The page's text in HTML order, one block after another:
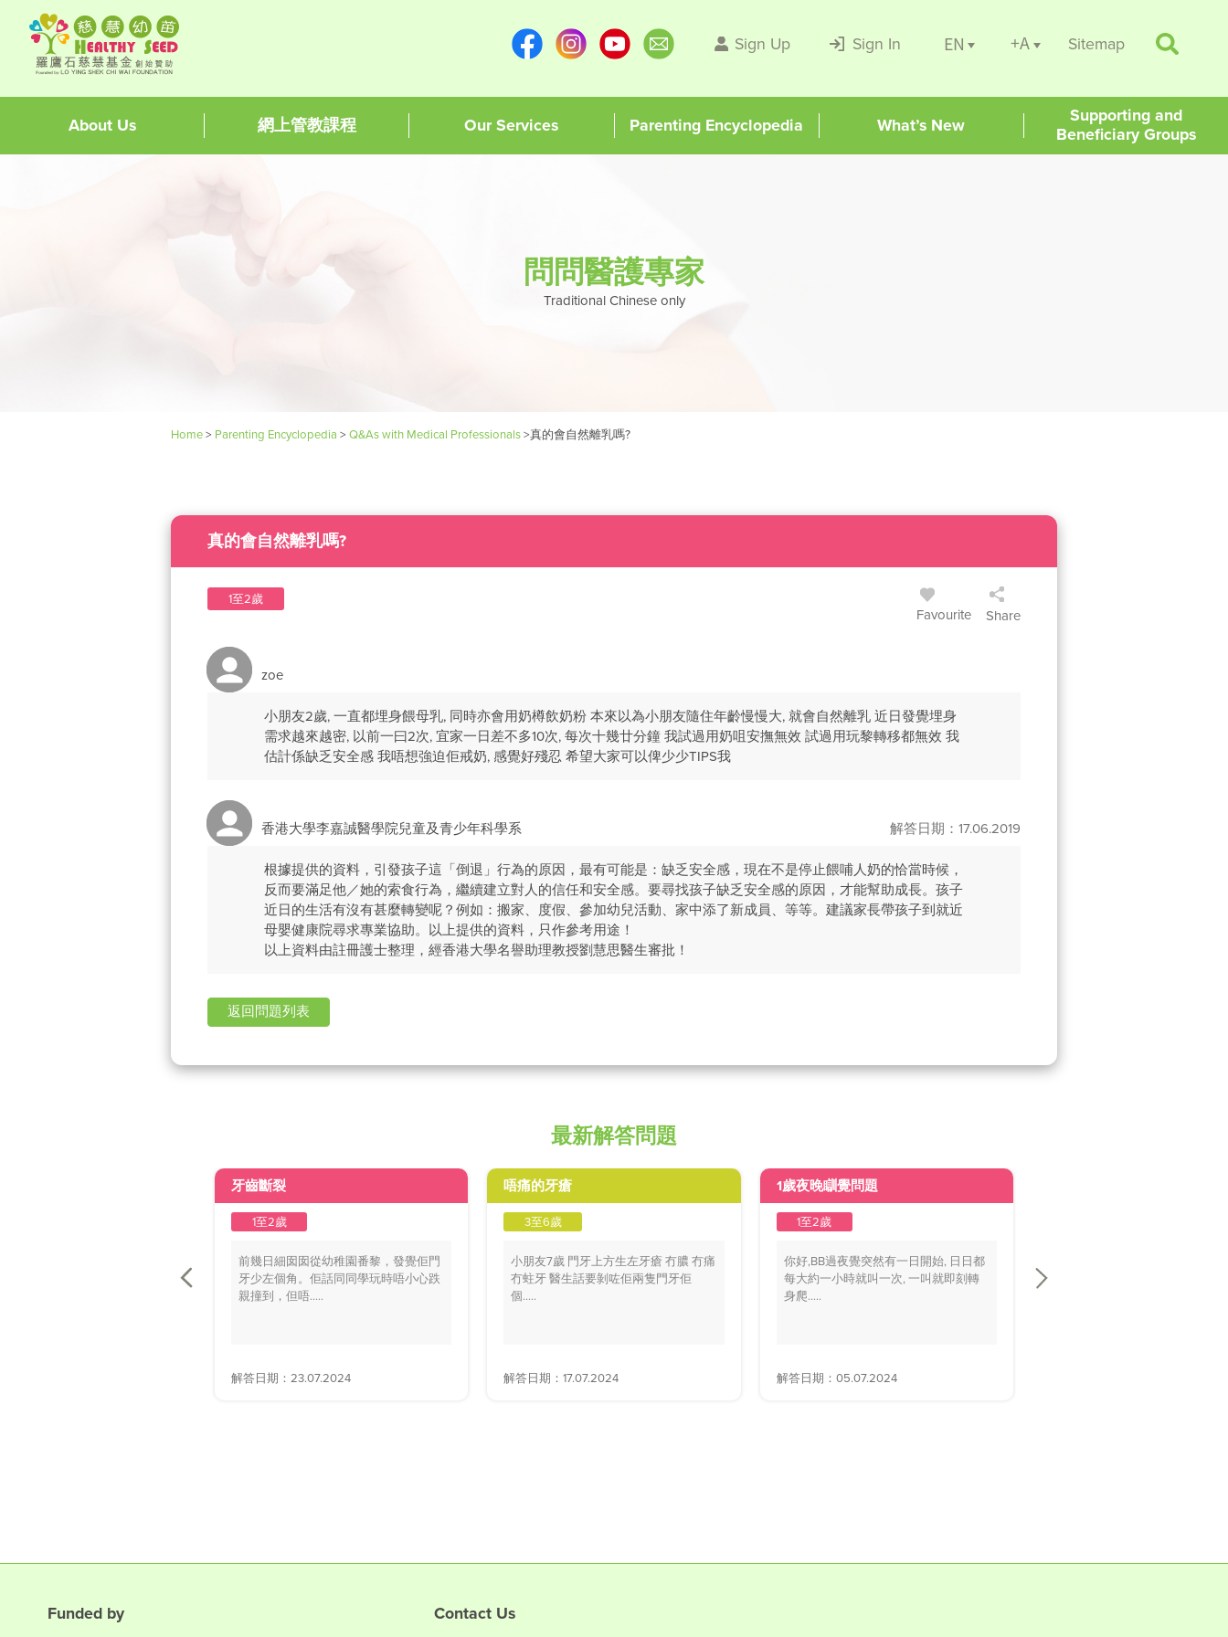
Sign Up Sign In EN +A Sitemap
About Us 網上管教課程 Our Services Parenting Encyclopedia What’s New
Supporting and
Beneficiary Groups
問問醫護專家
Traditional Chinese only
Home> Parenting Encyclopedia > Q&As with Medical Professionals>真的會自然離乳嗎?
真的會自然離乳嗎?
1至2歲
Favourite Share
zoe
小朋友2歲, 一直都埋身餵母乳, 同時亦會用奶樽飲奶粉 本來以為小朋友隨住年齡慢慢大, 就會自然離乳 近日發覺埋身
需求越來越密, 以前一曰2次, 宜家一日差不多10次, 每次十幾廿分鐘 我試過用奶咀安撫無效 試過用玩黎轉移都無效 我
估計係缺乏安全感 我唔想強迫佢戒奶, 感覺好殘忍 希望大家可以俾少少TIPS我
香港大學李嘉誠醫學院兒童及青少年科學系 解答日期：17.06.2019
根據提供的資料，引發孩子這「倒退」行為的原因，最有可能是：缺乏安全感，現在不是停止餵哺人奶的恰當時候，
反而要滿足他／她的索食行為，繼續建立對人的信任和安全感。要尋找孩子缺乏安全感的原因，才能幫助成長。孩子
近日的生活有沒有甚麼轉變呢？例如：搬家、度假、參加幼兒活動、家中添了新成員、等等。建議家長帶孩子到就近
母嬰健康院尋求專業協助。以上提供的資料，只作參考用途！
以上資料由註冊護士整理，經香港大學名譽助理教授劉慧思醫生審批！
返回問題列表
最新解答問題
牙齒斷裂
1至2歲
前幾日細囡囡從幼稚園番黎，發覺佢門
牙少左個角。佢話同同學玩時唔小心跌
親撞到，但唔.....
解答日期：23.07.2024
唔痛的牙瘡
3至6歲
小朋友7歲 門牙上方生左牙瘡 冇膿 冇痛
冇蛀牙 醫生話要剝咗佢兩隻門牙佢
個.....
解答日期：17.07.2024
1歲夜晚瞓覺問題
1至2歲
你好,BB過夜覺突然有一日開始, 日日都
每大約一小時就叫一次, 一叫就即刻轉
身爬.....
解答日期：05.07.2024
Funded by Contact Us